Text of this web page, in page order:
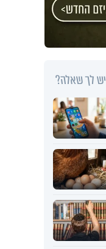
יש לך שאלה?